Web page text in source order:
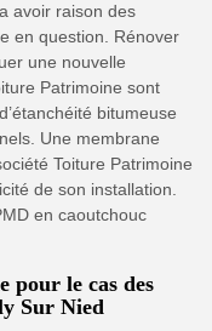
avoir raison des
en question. Rénover
une nouvelle
Patrimoine sont
bitumeuse
Une membrane
Toiture Patrimoine
de son installation.
en caoutchouc
pour le cas des
Sur Nied